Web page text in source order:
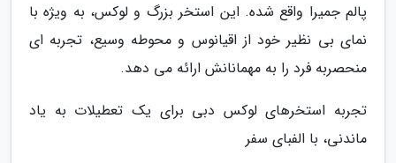
پالم جمیرا واقع شده. این استخر بزرگ و لوکس، به ویژه با
نمای بی نظیر خود از اقیانوس و محوطه وسیع، تجربه ای
منحصربه فرد را به مهمانانش ارائه می دهد.
تجربه استخرهای لوکس دبی برای یک تعطیلات به یاد
ماندنی، با الفبای سفر